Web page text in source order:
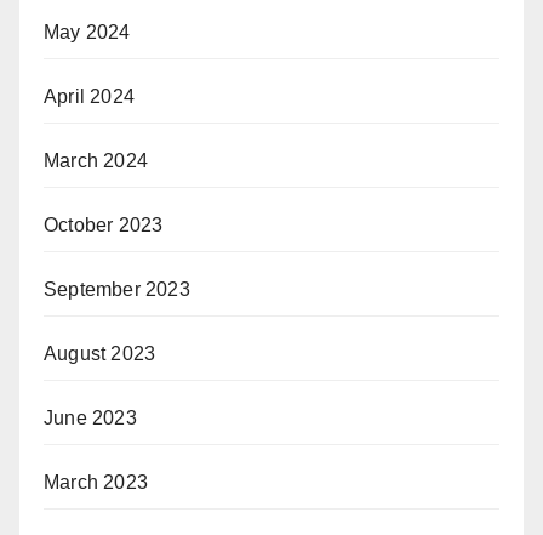
May 2024
April 2024
March 2024
October 2023
September 2023
August 2023
June 2023
March 2023